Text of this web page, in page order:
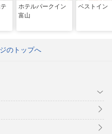
ホテルパークイン
富山
ベストイ
のトップへ